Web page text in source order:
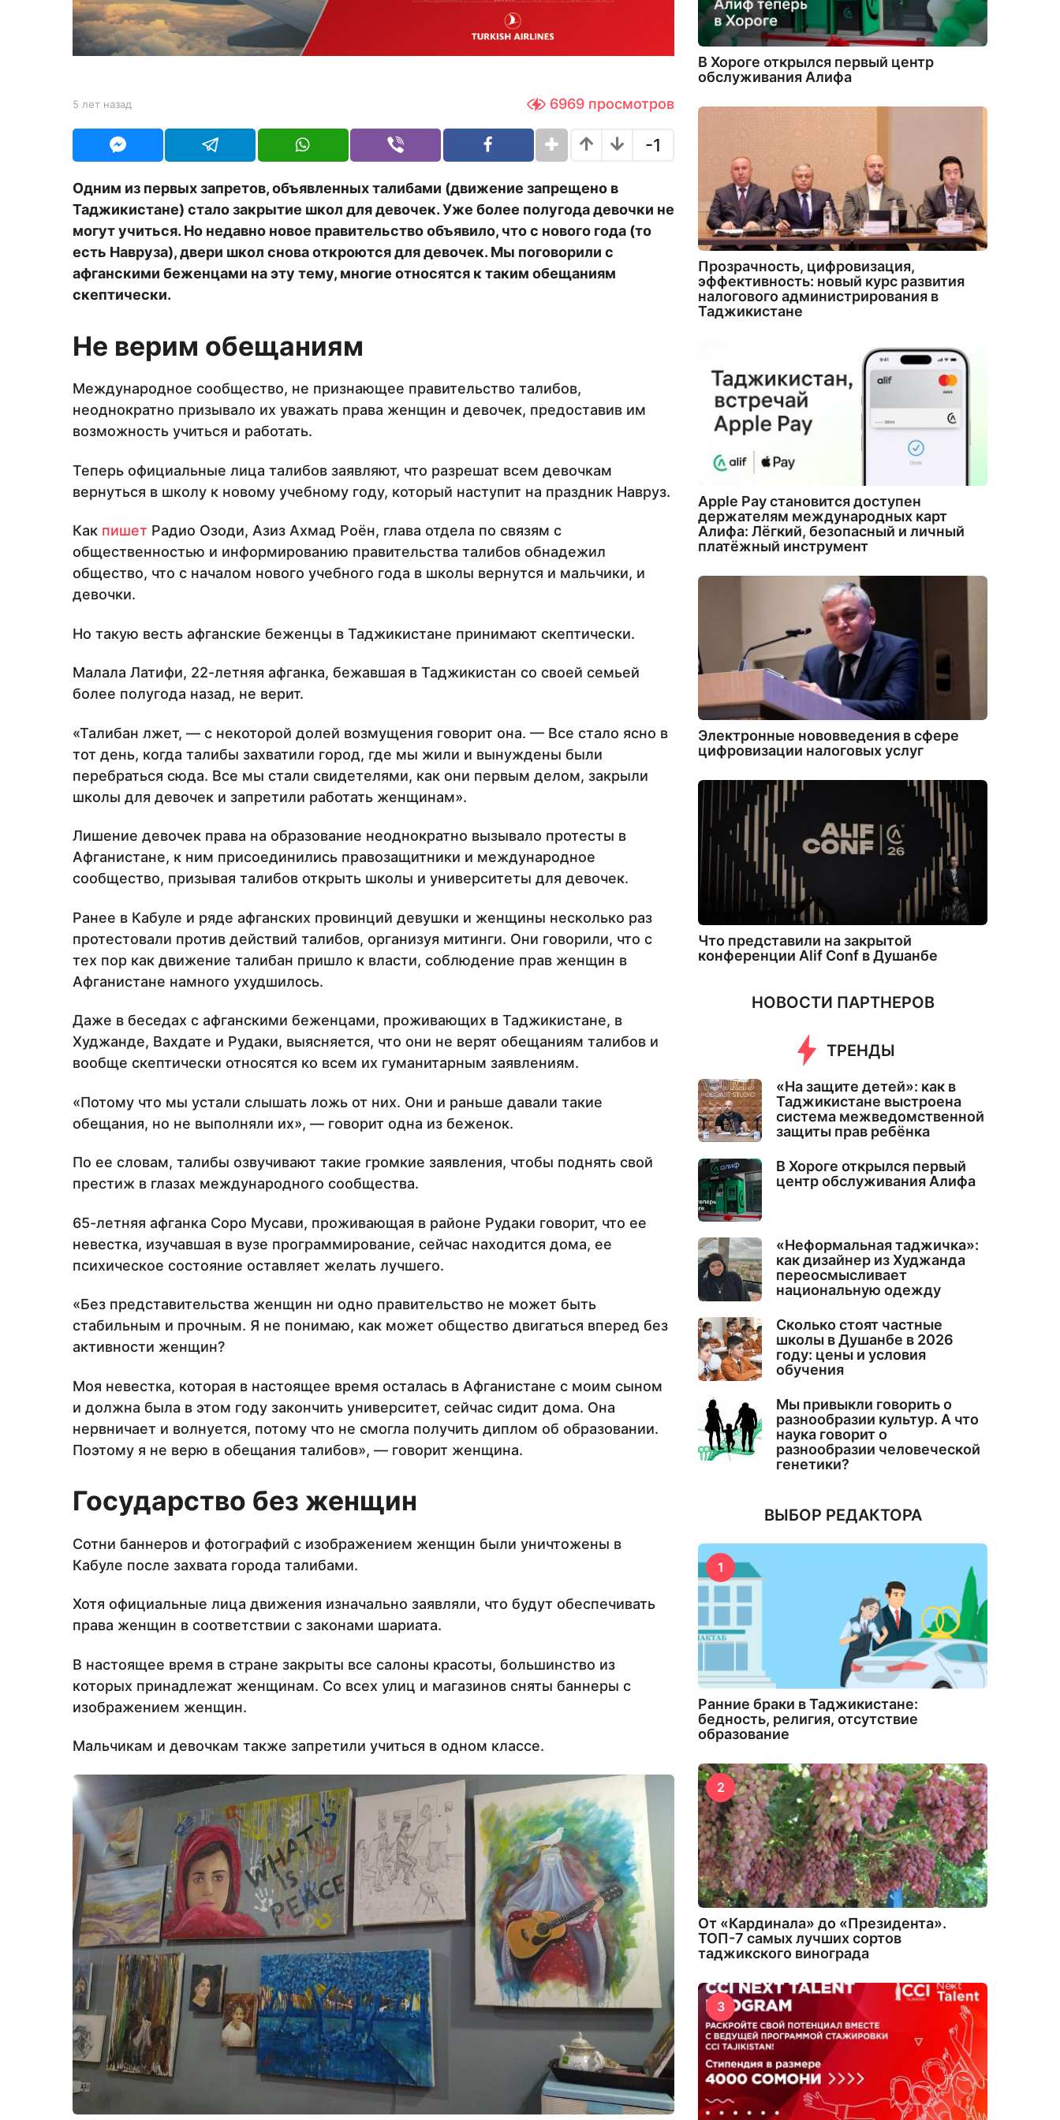
а
з
а
b
Y
U
R
5 лет назад
н
з
а
6969 просмотров
-1
Одним из первых запретов, объявленных талибами (движение запрещено в
Таджикистане) стало закрытие школ для девочек. Уже более полугода девочки не
могут учиться. Но недавно новое правительство объявило, что с нового года (то
есть Навруза), двери школ снова откроются для девочек. Мы поговорили с
афганскими беженцами на эту тему, многие относятся к таким обещаниям
скептически.
Не верим обещаниям
Международное сообщество, не признающее правительство талибов,
неоднократно призывало их уважать права женщин и девочек, предоставив им
возможность учиться и работать.
Теперь официальные лица талибов заявляют, что разрешат всем девочкам
вернуться в школу к новому учебному году, который наступит на праздник Навруз.
Как пишет Радио Озоди, Азиз Ахмад Роён, глава отдела по связям с
общественностью и информированию правительства талибов обнадежил
общество, что с началом нового учебного года в школы вернутся и мальчики, и
девочки.
Но такую весть афганские беженцы в Таджикистане принимают скептически.
Малала Латифи, 22-летняя афганка, бежавшая в Таджикистан со своей семьей
более полугода назад, не верит.
«Талибан лжет, — с некоторой долей возмущения говорит она. — Все стало ясно в
тот день, когда талибы захватили город, где мы жили и вынуждены были
перебраться сюда. Все мы стали свидетелями, как они первым делом, закрыли
школы для девочек и запретили работать женщинам».
Лишение девочек права на образование неоднократно вызывало протесты в
Афганистане, к ним присоединились правозащитники и международное
сообщество, призывая талибов открыть школы и университеты для девочек.
Ранее в Кабуле и ряде афганских провинций девушки и женщины несколько раз
протестовали против действий талибов, организуя митинги. Они говорили, что с
тех пор как движение талибан пришло к власти, соблюдение прав женщин в
Афганистане намного ухудшилось.
Даже в беседах с афганскими беженцами, проживающих в Таджикистане, в
Худжанде, Вахдате и Рудаки, выясняется, что они не верят обещаниям талибов и
вообще скептически относятся ко всем их гуманитарным заявлениям.
«Потому что мы устали слышать ложь от них. Они и раньше давали такие
обещания, но не выполняли их», — говорит одна из беженок.
По ее словам, талибы озвучивают такие громкие заявления, чтобы поднять свой
престиж в глазах международного сообщества.
65-летняя афганка Соро Мусави, проживающая в районе Рудаки говорит, что ее
невестка, изучавшая в вузе программирование, сейчас находится дома, ее
психическое состояние оставляет желать лучшего.
«Без представительства женщин ни одно правительство не может быть
стабильным и прочным. Я не понимаю, как может общество двигаться вперед без
активности женщин?
Моя невестка, которая в настоящее время осталась в Афганистане с моим сыном
и должна была в этом году закончить университет, сейчас сидит дома. Она
нервничает и волнуется, потому что не смогла получить диплом об образовании.
Поэтому я не верю в обещания талибов», — говорит женщина.
Государство без женщин
Сотни баннеров и фотографий с изображением женщин были уничтожены в
Кабуле после захвата города талибами.
Хотя официальные лица движения изначально заявляли, что будут обеспечивать
права женщин в соответствии с законами шариата.
В настоящее время в стране закрыты все салоны красоты, большинство из
которых принадлежат женщинам. Со всех улиц и магазинов сняты баннеры с
изображением женщин.
Мальчикам и девочкам также запретили учиться в одном классе.
В Хороге открылся первый центр
обслуживания Алифа
Прозрачность, цифровизация,
эффективность: новый курс развития
налогового администрирования в
Таджикистане
Apple Pay становится доступен
держателям международных карт
Алифа: Лёгкий, безопасный и личный
платёжный инструмент
Электронные нововведения в сфере
цифровизации налоговых услуг
Что представили на закрытой
конференции Alif Conf в Душанбе
НОВОСТИ ПАРТНЕРОВ
ТРЕНДЫ
«На защите детей»: как в
Таджикистане выстроена
система межведомственной
защиты прав ребёнка
В Хороге открылся первый
центр обслуживания Алифа
«Неформальная таджичка»:
как дизайнер из Худжанда
переосмысливает
национальную одежду
Сколько стоят частные
школы в Душанбе в 2026
году: цены и условия
обучения
Мы привыкли говорить о
разнообразии культур. А что
наука говорит о
разнообразии человеческой
генетики?
ВЫБОР РЕДАКТОРА
1
Ранние браки в Таджикистане:
бедность, религия, отсутствие
образование
2
От «Кардинала» до «Президента».
ТОП-7 самых лучших сортов
таджикского винограда
3